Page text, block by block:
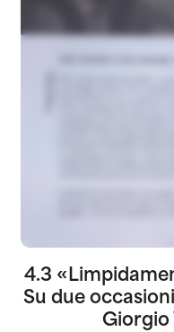
4.3
Su due
Giorgio